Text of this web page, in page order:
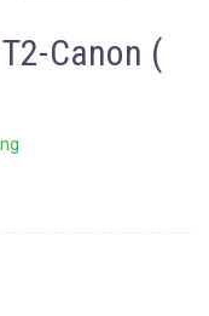
Canon (